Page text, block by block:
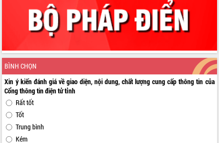
BÌNH CHỌN
Xin ý kiến đánh giá về giao diện, nội dung, chất lượng cung cấp thông tin của
Cổng thông tin điện tử tỉnh
Rất tốt
Tốt
Trung bình
Kém